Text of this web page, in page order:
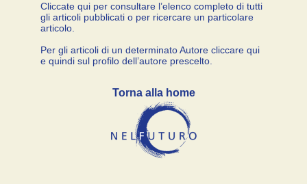
Cliccate qui per consultare l’elenco completo di tutti
gli articoli pubblicati o per ricercare un particolare
articolo.
Per gli articoli di un determinato Autore cliccare qui
e quindi sul profilo dell’autore prescelto.
Torna alla home